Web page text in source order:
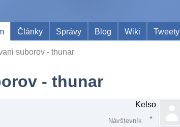
Články Správy Blog Wiki Tweety
suborov - thunar
- thunar
Kelso
Návštevník